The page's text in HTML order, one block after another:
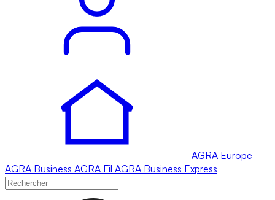
AGRA Europe
AGRA Business AGRA Fil AGRA Business Express